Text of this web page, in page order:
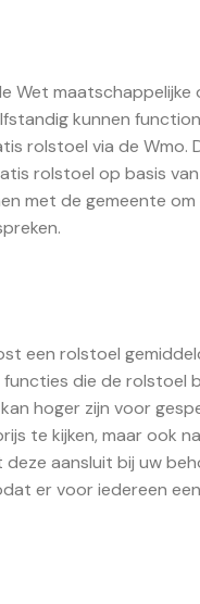
maatschappelijke
kunnen
rolstoel via de
rolstoel op basis
met de gemeente om
een rolstoel
die de rolstoel
hoger zijn voor
te kijken, maar ook
aansluit bij uw
er voor iedereen